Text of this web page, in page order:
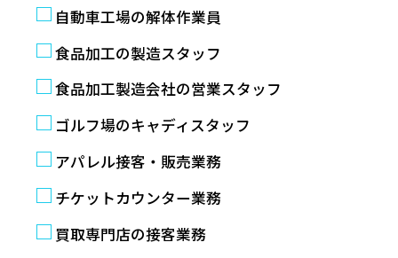
自動車工場の解体作業員
食品加工の製造スタッフ
食品加工製造会社の営業スタッフ
ゴルフ場のキャディスタッフ
アパレル接客・販売業務
チケットカウンター業務
買取専門店の接客業務